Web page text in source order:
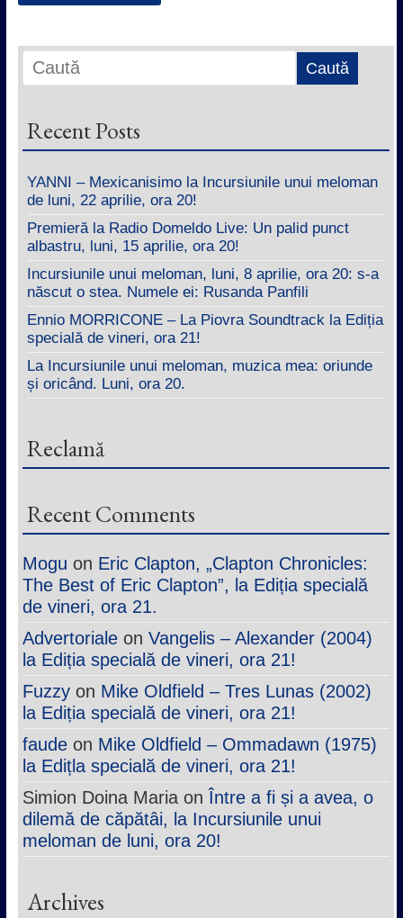
Recent Posts
YANNI – Mexicanisimo la Incursiunile unui meloman
de luni, 22 aprilie, ora 20!
Premieră la Radio Domeldo Live: Un palid punct
albastru, luni, 15 aprilie, ora 20!
Incursiunile unui meloman, luni, 8 aprilie, ora 20: s-a
născut o stea. Numele ei: Rusanda Panfili
Ennio MORRICONE – La Piovra Soundtrack la Ediția
specială de vineri, ora 21!
La Incursiunile unui meloman, muzica mea: oriunde
și oricând. Luni, ora 20.
Reclamă
Recent Comments
Mogu on Eric Clapton, „Clapton Chronicles:
The Best of Eric Clapton”, la Ediția specială
de vineri, ora 21.
Advertorialeon Vangelis – Alexander (2004)
la Ediția specială de vineri, ora 21!
Fuzzyon Mike Oldfield – Tres Lunas (2002)
la Ediția specială de vineri, ora 21!
faudeon Mike Oldfield – Ommadawn (1975)
la Edițla specială de vineri, ora 21!
Simion Doina MariaonÎntre a fi și a avea, o
dilemă de căpătâi, la Incursiunile unui
meloman de luni, ora 20!
Archives